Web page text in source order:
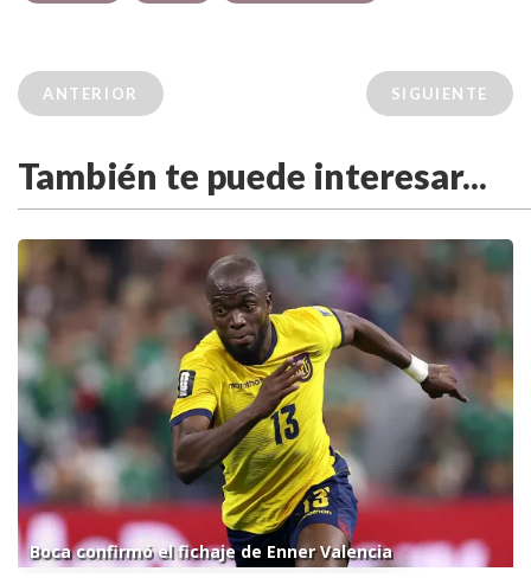
ANTERIOR SIGUIENTE
También te puede interesar...
Boca confirmó el fichaje de Enner Valencia